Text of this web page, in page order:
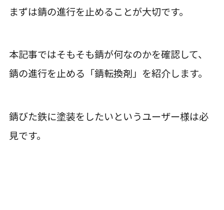
まずは錆の進行を止めることが大切です。
本記事ではそもそも錆が何なのかを確認して、
錆の進行を止める「錆転換剤」を紹介します。
錆びた鉄に塗装をしたいというユーザー様は必
見です。